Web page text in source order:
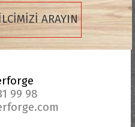
ARAYIN
99 98